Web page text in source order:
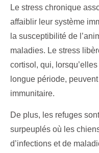
Le stress chronique
affaiblir leur système
la susceptibilité de
maladies. Le stress
cortisol, qui,
longue période,
immunitaire.
De plus, les refuges
surpeuplés où les
d’infections et de